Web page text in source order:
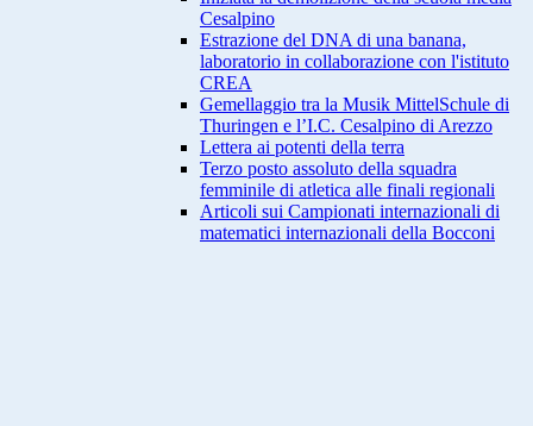
Cesalpino
Estrazione del DNA di una banana,
laboratorio in collaborazione con l'istituto
CREA
Gemellaggio tra la Musik MittelSchule di
Thuringen e l’I.C. Cesalpino di Arezzo
Lettera ai potenti della terra
Terzo posto assoluto della squadra
femminile di atletica alle finali regionali
Articoli sui Campionati internazionali di
matematici internazionali della Bocconi